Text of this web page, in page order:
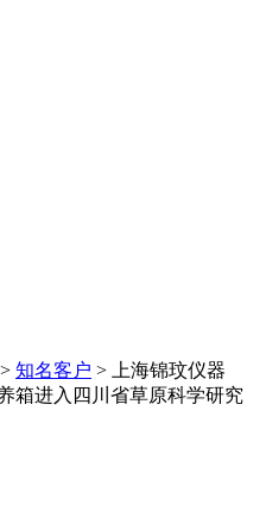
> 知名客户 > 上海锦玟仪器
箱进入四川省草原科学研究